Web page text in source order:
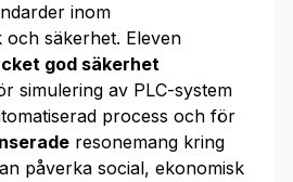
inom
säkerhet. Eleven
god säkerhet
simulering av PLC-system
process och för
resonemang kring
påverka social, ekonomisk